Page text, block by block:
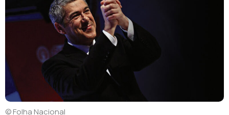
© Folha Nacional